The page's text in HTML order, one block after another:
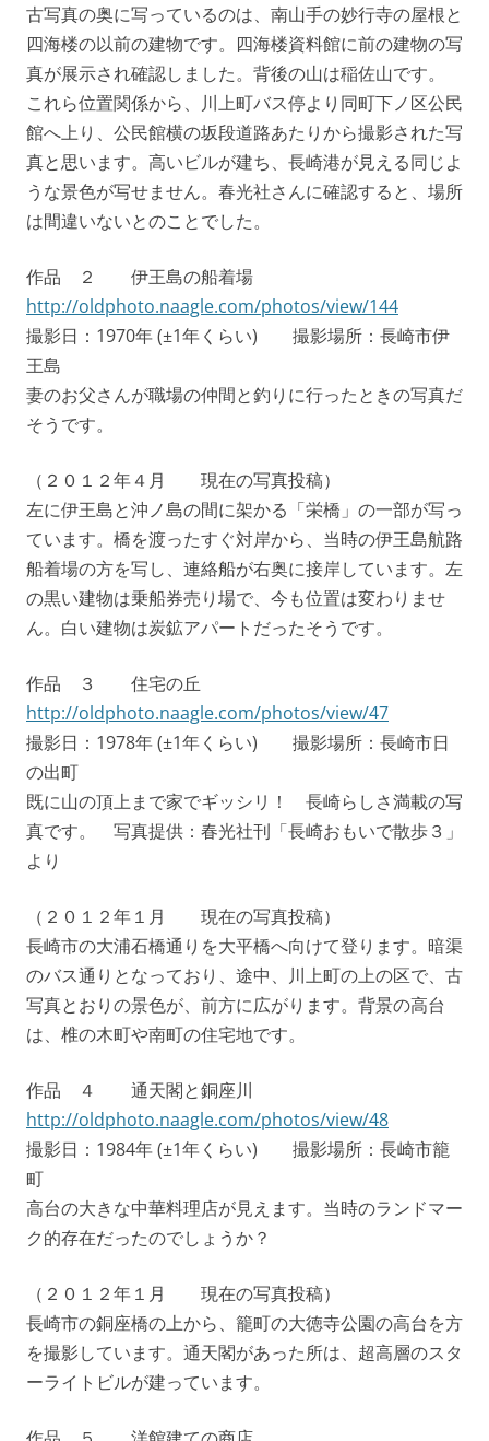
古写真の奥に写っているのは、南山手の妙行寺の屋根と
四海楼の以前の建物です。四海楼資料館に前の建物の写
真が展示され確認しました。背後の山は稲佐山です。
これら位置関係から、川上町バス停より同町下ノ区公民
館へ上り、公民館横の坂段道路あたりから撮影された写
真と思います。高いビルが建ち、長崎港が見える同じよ
うな景色が写せません。春光社さんに確認すると、場所
は間違いないとのことでした。
作品 ２ 伊王島の船着場
http://oldphoto.naagle.com/photos/view/144
撮影日：1970年 (±1年くらい) 撮影場所：長崎市伊
王島
妻のお父さんが職場の仲間と釣りに行ったときの写真だ
そうです。
（２０１２年４月 現在の写真投稿）
左に伊王島と沖ノ島の間に架かる「栄橋」の一部が写っ
ています。橋を渡ったすぐ対岸から、当時の伊王島航路
船着場の方を写し、連絡船が右奥に接岸しています。左
の黒い建物は乗船券売り場で、今も位置は変わりませ
ん。白い建物は炭鉱アパートだったそうです。
作品 ３ 住宅の丘
http://oldphoto.naagle.com/photos/view/47
撮影日：1978年 (±1年くらい) 撮影場所：長崎市日
の出町
既に山の頂上まで家でギッシリ！ 長崎らしさ満載の写
真です。 写真提供：春光社刊「長崎おもいで散歩３」
より
（２０１２年１月 現在の写真投稿）
長崎市の大浦石橋通りを大平橋へ向けて登ります。暗渠
のバス通りとなっており、途中、川上町の上の区で、古
写真とおりの景色が、前方に広がります。背景の高台
は、椎の木町や南町の住宅地です。
作品 ４ 通天閣と銅座川
http://oldphoto.naagle.com/photos/view/48
撮影日：1984年 (±1年くらい) 撮影場所：長崎市籠
町
高台の大きな中華料理店が見えます。当時のランドマー
ク的存在だったのでしょうか？
（２０１２年１月 現在の写真投稿）
長崎市の銅座橋の上から、籠町の大徳寺公園の高台を方
を撮影しています。通天閣があった所は、超高層のスタ
ーライトビルが建っています。